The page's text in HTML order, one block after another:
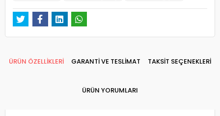
ÜRÜN ÖZELLİKLERİ GARANTİ VE TESLİMAT TAKSİT SEÇENEKLERİ
ÜRÜN YORUMLARI